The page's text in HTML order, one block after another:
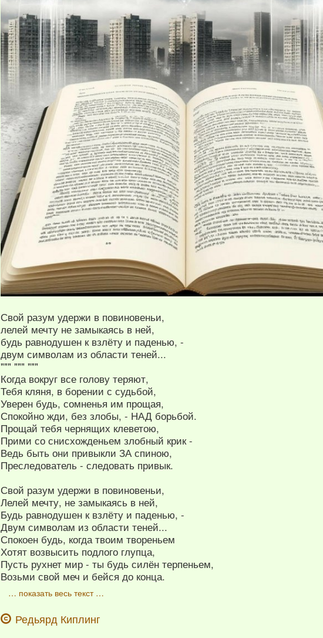
Свой разум удержи в повиновеньи,
лелей мечту не замыкаясь в ней,
будь равнодушен к взлёту и паденью, -
двум символам из области теней...
""" """ """
Когда вокруг все голову теряют,
Тебя кляня, в борении с судьбой,
Уверен будь, сомненья им прощая,
Спокойно жди, без злобы, - НАД борьбой.
Прощай тебя чернящих клеветою,
Прими со снисхожденьем злобный крик -
Ведь быть они привыкли ЗА спиною,
Преследователь - следовать привык.
Свой разум удержи в повиновеньи,
Лелей мечту, не замыкаясь в ней,
Будь равнодушен к взлёту и паденью, -
Двум символам из области теней...
Спокоен будь, когда твоим твореньем
Хотят возвысить подлого глупца,
Пусть рухнет мир - ты будь силён терпеньем,
Возьми свой меч и бейся до конца.
… показать весь текст …
Редьярд Киплинг